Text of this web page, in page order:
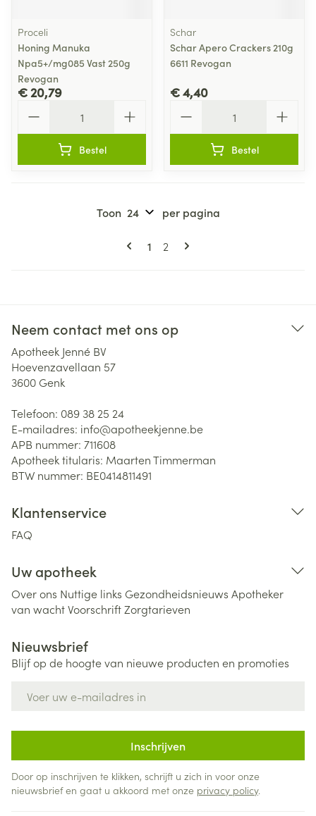
Proceli
Honing Manuka
Npa5+/mg085 Vast 250g
Revogan
€ 20,79
Bestel
Schar
Schar Apero Crackers 210g
6611 Revogan
€ 4,40
Bestel
Pagina's
U lees momenteel pagina
1 Pagina
2
Toon per pagina
Neem contact met ons op
Apotheek Jenné BV
Hoevenzavellaan 57
3600 Genk
Telefoon: 089 38 25 24
E-mailadres: info@apotheekjenne.be
APB nummer: 711608
Apotheek titularis: Maarten Timmerman
BTW nummer: BE0414811491
Klantenservice
FAQ
Uw apotheek
Over ons Nuttige links Gezondheidsnieuws Apotheker
van wachtVoorschriftZorgtarieven
Nieuwsbrief
Blijf op de hoogte van nieuwe producten en promoties
Inschrijven
Door op inschrijven te klikken, schrijft u zich in voor onze
nieuwsbrief en gaat u akkoord met onze privacy policy.